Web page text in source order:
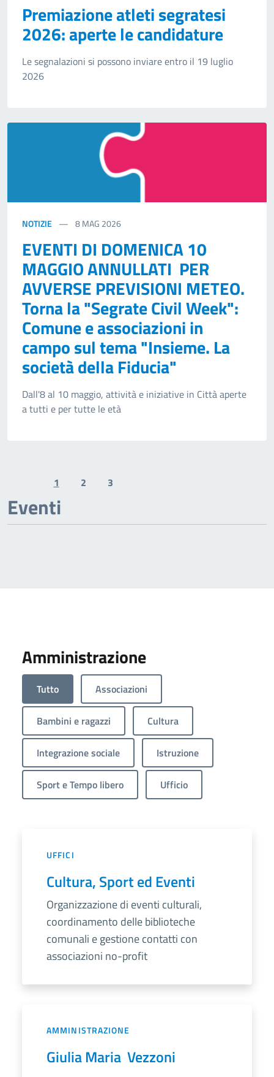
Premiazione atleti segratesi
2026: aperte le candidature
Le segnalazioni si possono inviare entro il 19 luglio
2026
NOTIZIE 8MAG 2026
EVENTI DI DOMENICA 10
MAGGIO ANNULLATI PER
AVVERSE PREVISIONI METEO.
Torna la "Segrate Civil Week":
Comune e associazioni in
campo sul tema "Insieme. La
società della Fiducia"
Dall'8 al 10 maggio, attività e iniziative in Città aperte
a tutti e per tutte le età
Previous page
1 2 3
Eventi
Amministrazione
Tutto Associazioni
Bambini e ragazzi Cultura
Integrazione sociale Istruzione
Sport e Tempo libero Ufficio
UFFICI
Cultura, Sport ed Eventi
Organizzazione di eventi culturali,
coordinamento delle biblioteche
comunali e gestione contatti con
associazioni no-profit
AMMINISTRAZIONE
Giulia Maria Vezzoni